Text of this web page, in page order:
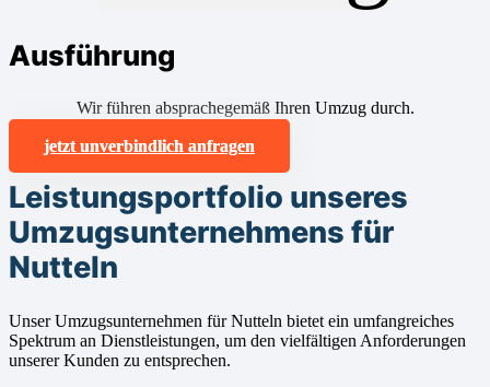
Ausführung
Wir führen absprachegemäß Ihren Umzug durch.
jetzt unverbindlich anfragen
Leistungsportfolio unseres
Umzugsunternehmens für
Nutteln
Unser Umzugsunternehmen für Nutteln bietet ein umfangreiches
Spektrum an Dienstleistungen, um den vielfältigen Anforderungen
unserer Kunden zu entsprechen.